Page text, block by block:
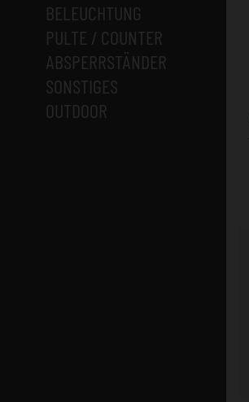
BELEUCHTUNG
PULTE / COUNTER
ABSPERRSTÄNDER
SONSTIGES
OUTDOOR